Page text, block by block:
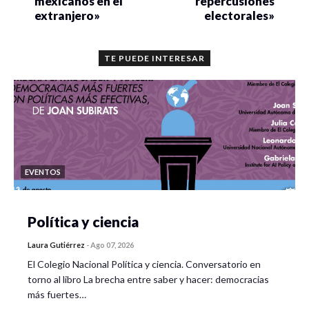
extranjero»
electorales»
TE PUEDE INTERESAR
EVENTOS
Política y ciencia
Laura Gutiérrez -Ago 07, 2026
El Colegio Nacional Política y ciencia. Conversatorio en
torno al libro La brecha entre saber y hacer: democracias
más fuertes…